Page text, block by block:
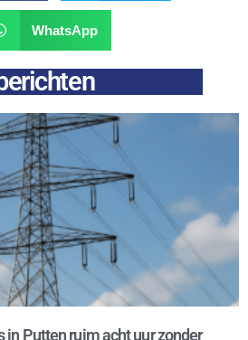
WhatsApp
Putten ruim acht uur zonder